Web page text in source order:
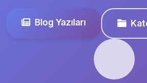
Blog Yazıları